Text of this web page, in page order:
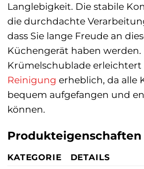
Langlebigkeit. Die stabile
die durchdachte
dass Sie lange Freude an
Küchengerät haben
Krümelschublade
Reinigung erheblich, da alle
bequem aufgefangen und
können.
KATEGORIE DETAILS